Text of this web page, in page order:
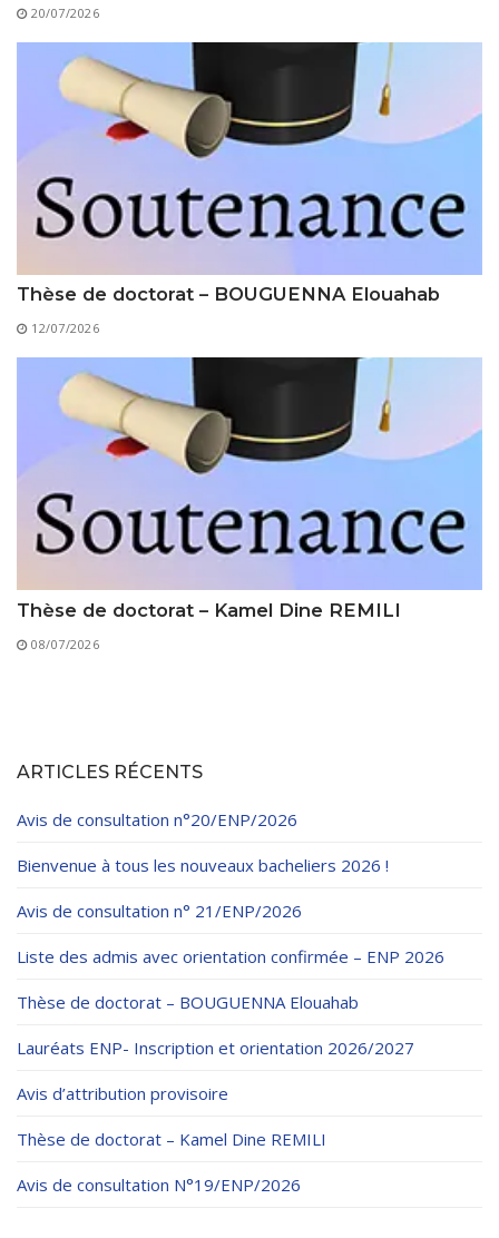
Programmes Pédagogiques
Formations assurées
Stages
Imprimés des œuvres Sociales
20/07/2026
Thèse de doctorat – BOUGUENNA Elouahab
12/07/2026
Thèse de doctorat – Kamel Dine REMILI
08/07/2026
ARTICLES RÉCENTS
Avis de consultation n°20/ENP/2026
Bienvenue à tous les nouveaux bacheliers 2026 !
Avis de consultation n° 21/ENP/2026
Liste des admis avec orientation confirmée – ENP 2026
Thèse de doctorat – BOUGUENNA Elouahab
Lauréats ENP- Inscription et orientation 2026/2027
Avis d’attribution provisoire
Thèse de doctorat – Kamel Dine REMILI
Avis de consultation N°19/ENP/2026